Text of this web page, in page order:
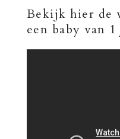
Bekijk hier de
een baby van 1